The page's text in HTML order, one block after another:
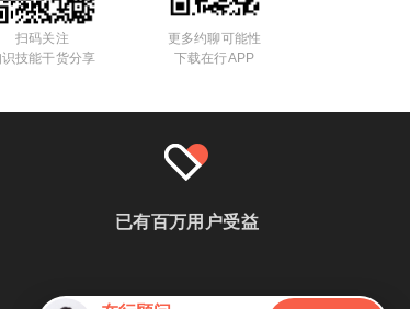
扫码关注
识技能干货分享
更多约聊可能性
下载在行APP
已有百万用户受益